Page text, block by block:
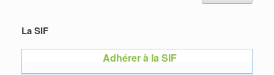
La SIF
Adhérer à la SIF